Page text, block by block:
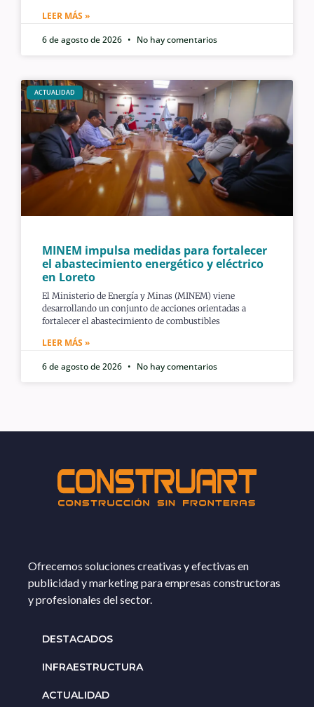
LEER MÁS »
6 de agosto de 2026
No hay comentarios
ACTUALIDAD
MINEM impulsa medidas para fortalecer
el abastecimiento energético y eléctrico
en Loreto
El Ministerio de Energía y Minas (MINEM) viene
desarrollando un conjunto de acciones orientadas a
fortalecer el abastecimiento de combustibles
LEER MÁS »
6 de agosto de 2026
No hay comentarios
Ofrecemos soluciones creativas y efectivas en
publicidad y marketing para empresas constructoras
y profesionales del sector.
DESTACADOS
INFRAESTRUCTURA
ACTUALIDAD